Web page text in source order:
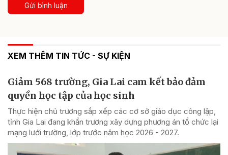
Gửi bình luận
XEM THÊM TIN TỨC - SỰ KIỆN
Giảm 568 trường, Gia Lai cam kết bảo đảm
quyền học tập của học sinh
Thực hiện chủ trương sắp xếp các cơ sở giáo dục công lập,
tỉnh Gia Lai đang khẩn trương xây dựng phương án tổ chức lại
mạng lưới trường, lớp trước năm học 2026 - 2027.